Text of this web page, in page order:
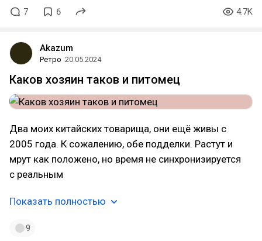
7 6 4.7K
Akazum
Ретро 20.05.2024
Каков хозяин таков и питомец
Два моих китайских товарища, они ещё живы с
2005 года. К сожалению, обе подделки. Растут и
мрут как положено, но время не синхронизируется
с реальным
Показать полностью
9